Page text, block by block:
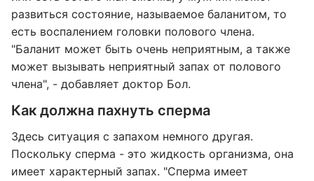
развиться состояние, называемое баланитом, то
есть воспалением головки полового члена.
"Баланит может быть очень неприятным, а также
может вызывать неприятный запах от полового
члена", - добавляет доктор Бол.
Как должна пахнуть сперма
Здесь ситуация с запахом немного другая.
Поскольку сперма - это жидкость организма, она
имеет характерный запах. "Сперма имеет